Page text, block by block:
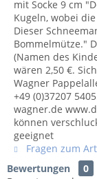
mit Socke 9 cm
Kugeln, wobei
Dieser
Bommelmütze."
(Namen des
wären 2,50 €.
Wagner
+49 (0)37207
wagner.de
können
geeignet
Fragen zum
Bewertungen
0